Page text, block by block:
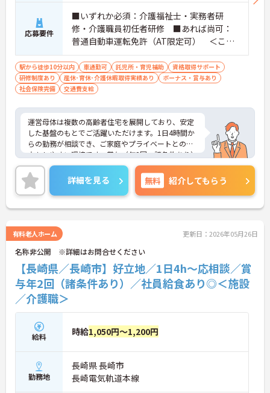
応募要件
■いずれか必須：介護福祉士・実務者研
修・介護職員初任者研修 ■あれば尚可：
普通自動車運転免許（AT限定可） ＜こん
な方におすすめ＞ワークライフバランスを
大切にしたいとお考えの方、入居者様それ
ぞれに合わせた、温かいケアを提供したい
方、これまでの介護分野でのご経験を有効
に活用したい方
駅から徒歩10分以内 車通勤可 託児所・育児補助
資格取得サポート
研修制度あり
産休･育休･介護休暇取得実績あり
ボーナス・賞与あり
社会保険完備
交通費支給
運営母体は複数の高齢者住宅を展開しており、安定
した基盤のもとでご活躍いただけます。1日4時間か
らの勤務が相談でき、ご家庭やプライベートとの両
立もしやすい環境です。賞与（年2回、諸条件あり）
や昇給の実績もあり、あなたの頑張りがしっかりと
評価されます。無料の社員給食（1日1食）や、育休
からの復職をサポートする育児給付金+（プラス）
制度（最大10万円）、資格取得支援制度（最大10万
円補助）など、福利厚生も充実しています。社内研
を目指したい方にも最適です。ご興味のある方に
は、面接対策ポイントなど、さらに詳細をお話しし
ますのでお気軽にご相談ください！
詳細を見る 無料 紹介してもらう
有料老人ホーム 更新日：2026年05月26日
名称非公開 ※詳細はお問合せください
【長崎県／長崎市】好立地／1日4h～応相談／賞
与年2回（諸条件あり）／社員給食あり◎＜施設
／介護職＞
給料 時給1,050円～1,200円
勤務地
長崎県 長崎市
長崎電気軌道本線